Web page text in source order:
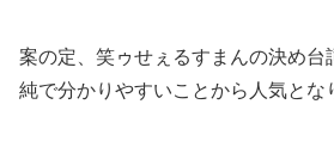
案の定、笑ゥせぇるすまんの決め台
純で分かりやすいことから人気とな